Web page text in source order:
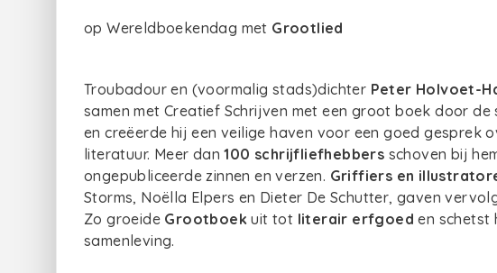
op Wereldboekendag met Grootlied
Troubadour en (voormalig stads)dichter Peter Holvoet-
samen met Creatief Schrijven met een groot boek door
en creëerde hij een veilige haven voor een goed gesprek
literatuur. Meer dan100 schrijfliefhebbers schoven bij
ongepubliceerde zinnen en verzen. Griffiers en
Storms, Noëlla Elpers en Dieter De Schutter, gaven
Zo groeide Grootboek uit tot literair erfgoed en schetst
samenleving.